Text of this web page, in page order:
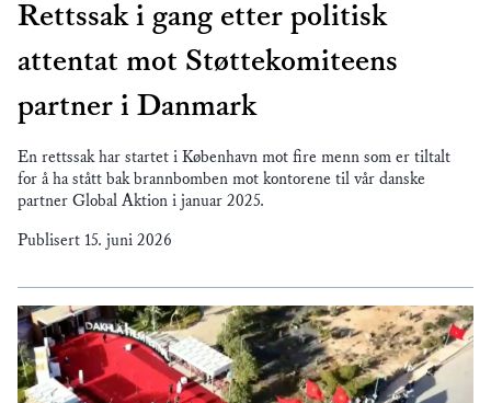
Rettssak i gang etter politisk
attentat mot Støttekomiteens
partner i Danmark
En rettssak har startet i København mot fire menn som er tiltalt
for å ha stått bak brannbomben mot kontorene til vår danske
partner Global Aktion i januar 2025.
Publisert 15. juni 2026